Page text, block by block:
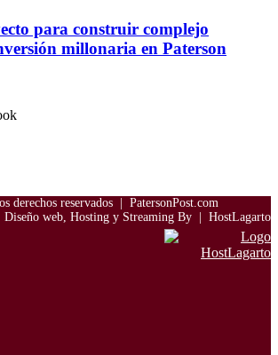
para construir complejo
millonaria en Paterson
derechos reservados | PatersonPost.com
Diseño web, Hosting y Streaming By | HostLagarto